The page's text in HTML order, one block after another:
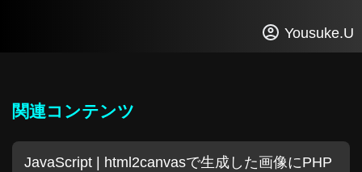
Yousuke.U
関連コンテンツ
JavaScript | html2canvasで生成した画像にPHP